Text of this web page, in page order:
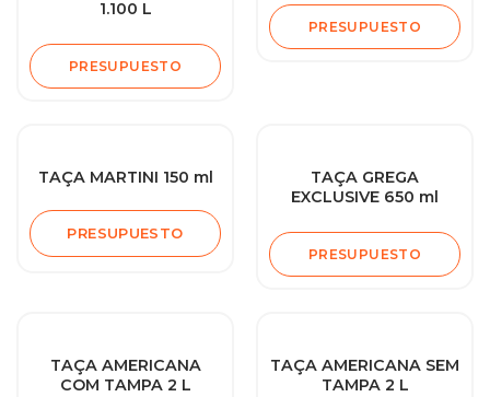
1.100 L
PRESUPUESTO
PRESUPUESTO
TAÇA MARTINI 150 ml
PRESUPUESTO
TAÇA GREGA
EXCLUSIVE 650 ml
PRESUPUESTO
TAÇA AMERICANA
COM TAMPA 2 L
TAÇA AMERICANA SEM
TAMPA 2 L